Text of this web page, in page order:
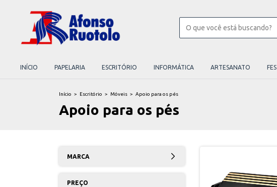
INÍCIO PAPELARIA ESCRITÓRIO INFORMÁTICA ARTESANATO
Início > Escritório > Móveis > Apoio para os pés
Apoio para os pés
MARCA
PREÇO